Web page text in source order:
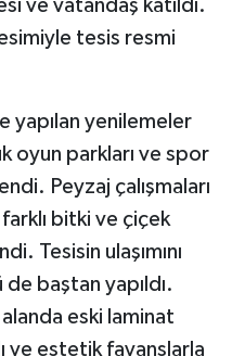
ve vatandaş katıldı.
tesis resmi
yapılan yenilemeler
oyun parkları ve spor
Peyzaj çalışmaları
bitki ve çiçek
Tesisin ulaşımını
baştan yapıldı.
eski laminat
ve estetik fayanslarla